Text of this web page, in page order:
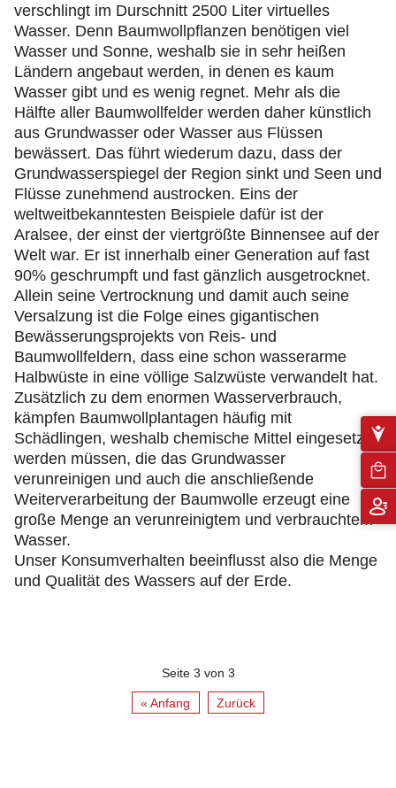
verschlingt im Durschnitt 2500 Liter virtuelles
Wasser. Denn Baumwollpflanzen benötigen viel
Wasser und Sonne, weshalb sie in sehr heißen
Ländern angebaut werden, in denen es kaum
Wasser gibt und es wenig regnet. Mehr als die
Hälfte aller Baumwollfelder werden daher künstlich
aus Grundwasser oder Wasser aus Flüssen
bewässert. Das führt wiederum dazu, dass der
Grundwasserspiegel der Region sinkt und Seen und
Flüsse zunehmend austrocken. Eins der
weltweitbekanntesten Beispiele dafür ist der
Aralsee, der einst der viertgrößte Binnensee auf der
Welt war. Er ist innerhalb einer Generation auf fast
90% geschrumpft und fast gänzlich ausgetrocknet.
Allein seine Vertrocknung und damit auch seine
Versalzung ist die Folge eines gigantischen
Bewässerungsprojekts von Reis- und
Baumwollfeldern, dass eine schon wasserarme
Halbwüste in eine völlige Salzwüste verwandelt hat.
Zusätzlich zu dem enormen Wasserverbrauch,
kämpfen Baumwollplantagen häufig mit
Schädlingen, weshalb chemische Mittel eingesetzt
werden müssen, die das Grundwasser
verunreinigen und auch die anschließende
Weiterverarbeitung der Baumwolle erzeugt eine
große Menge an verunreinigtem und verbrauchtem
Wasser.
Unser Konsumverhalten beeinflusst also die Menge
und Qualität des Wassers auf der Erde.
Seite 3 von 3
« Anfang Zurück